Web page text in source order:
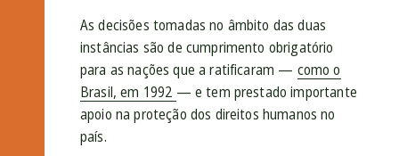
As decisões tomadas no âmbito das duas
instâncias são de cumprimento obrigatório
para as nações que a ratificaram — como o
Brasil, em 1992 — e tem prestado importante
apoio na proteção dos direitos humanos no
país.